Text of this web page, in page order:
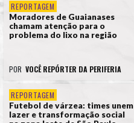
REPORTAGEM
Moradores de Guaianases
chamam atenção para o
problema do lixo na região
POR VOCÊ REPÓRTER DA PERIFERIA
REPORTAGEM
Futebol de várzea: times unem
lazer e transformação social